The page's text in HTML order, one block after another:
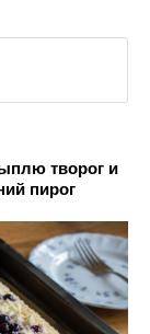
творог и
пирог